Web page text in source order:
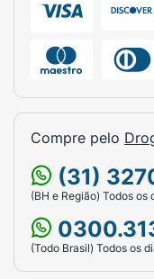
Compre pelo
(31)
(BH e Região) Todos os
(Todo Brasil) Todos os